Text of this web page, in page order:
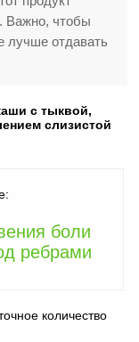
Важно, чтобы
лучше отдавать
с тыквой,
слизистой
боли
ребрами
количество